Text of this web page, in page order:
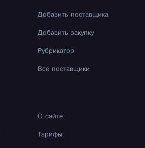
Добавить поставщика
Добавить закупку
Рубрикатор
Все поставщики
О сайте
Тарифы